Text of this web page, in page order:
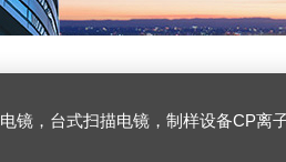
台式扫描电镜，制样设备CP离子研磨仪，原位样品杆，可视化颗粒检测